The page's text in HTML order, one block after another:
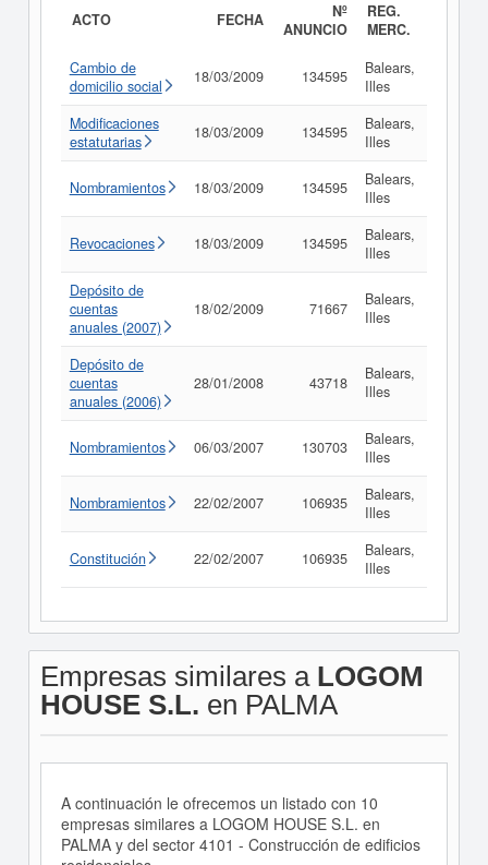
ACTO FECHA
Nº
ANUNCIO
REG.
MERC.
Cambio de
domicilio social
18/03/2009 134595
Balears,
Illes
Modificaciones
estatutarias
18/03/2009 134595
Balears,
Illes
Nombramientos 18/03/2009 134595
Balears,
Illes
Revocaciones 18/03/2009 134595
Balears,
Illes
Depósito de
cuentas
anuales (2007)
18/02/2009 71667
Balears,
Illes
Depósito de
cuentas
anuales (2006)
28/01/2008 43718
Balears,
Illes
Nombramientos 06/03/2007 130703
Balears,
Illes
Nombramientos 22/02/2007 106935
Balears,
Illes
Constitución 22/02/2007 106935
Balears,
Illes
Empresas similares a LOGOM
HOUSE S.L. en PALMA
A continuación le ofrecemos un listado con 10
empresas similares a LOGOM HOUSE S.L. en
PALMA y del sector 4101 - Construcción de edificios